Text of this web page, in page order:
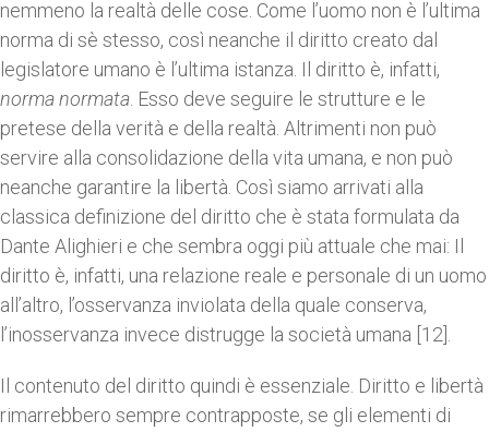
nemmeno la realtà delle cose. Come l’uomo non è l’ultima
norma di sè stesso, così neanche il diritto creato dal
legislatore umano è l’ultima istanza. Il diritto è, infatti,
norma normata . Esso deve seguire le strutture e le
pretese della verità e della realtà. Altrimenti non può
servire alla consolidazione della vita umana, e non può
neanche garantire la libertà. Così siamo arrivati alla
classica definizione del diritto che è stata formulata da
Dante Alighieri e che sembra oggi più attuale che mai: Il
diritto è, infatti, una relazione reale e personale di un uomo
all’altro, l’osservanza inviolata della quale conserva,
l’inosservanza invece distrugge la società umana [12].
Il contenuto del diritto quindi è essenziale. Diritto e libertà
rimarrebbero sempre contrapposte, se gli elementi di